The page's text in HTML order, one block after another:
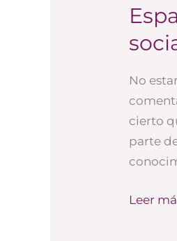
No
cierto
parte
España
está
medios
Leer